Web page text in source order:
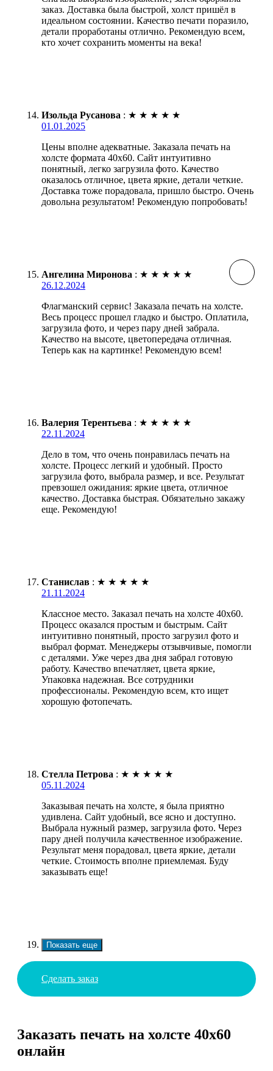
заказ. Доставка была быстрой, холст пришёл в
идеальном состоянии. Качество печати поразило,
детали проработаны отлично. Рекомендую всем,
кто хочет сохранить моменты на века!
Изольда Русанова : ★ ★ ★ ★ ★
01.01.2025
Цены вполне адекватные. Заказала печать на
холсте формата 40х60. Сайт интуитивно
понятный, легко загрузила фото. Качество
оказалось отличное, цвета яркие, детали четкие.
Доставка тоже порадовала, пришло быстро. Очень
довольна результатом! Рекомендую попробовать!
Ангелина Миронова : ★ ★ ★ ★ ★
26.12.2024
Флагманский сервис! Заказала печать на холсте.
Весь процесс прошел гладко и быстро. Оплатила,
загрузила фото, и через пару дней забрала.
Качество на высоте, цветопередача отличная.
Теперь как на картинке! Рекомендую всем!
Валерия Терентьева : ★ ★ ★ ★ ★
22.11.2024
Дело в том, что очень понравилась печать на
холсте. Процесс легкий и удобный. Просто
загрузила фото, выбрала размер, и все. Результат
превзошел ожидания: яркие цвета, отличное
качество. Доставка быстрая. Обязательно закажу
еще. Рекомендую!
Станислав : ★ ★ ★ ★ ★
21.11.2024
Классное место. Заказал печать на холсте 40х60.
Процесс оказался простым и быстрым. Сайт
интуитивно понятный, просто загрузил фото и
выбрал формат. Менеджеры отзывчивые, помогли
с деталями. Уже через два дня забрал готовую
работу. Качество впечатляет, цвета яркие,
Упаковка надежная. Все сотрудники
профессионалы. Рекомендую всем, кто ищет
хорошую фотопечать.
Стелла Петрова : ★ ★ ★ ★ ★
05.11.2024
Заказывая печать на холсте, я была приятно
удивлена. Сайт удобный, все ясно и доступно.
Выбрала нужный размер, загрузила фото. Через
пару дней получила качественное изображение.
Результат меня порадовал, цвета яркие, детали
четкие. Стоимость вполне приемлемая. Буду
заказывать еще!
Показать еще
Сделать заказ
Заказать печать на холсте 40х60
онлайн